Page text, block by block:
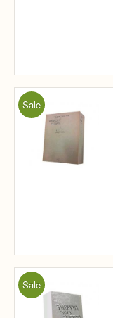
Sale
Sale